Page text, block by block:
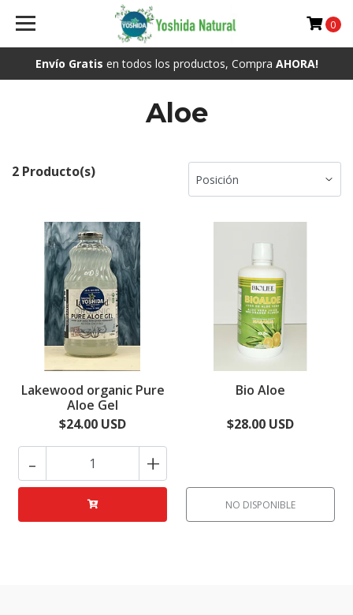
Envío Gratis en todos los productos, Compra AHORA!
0
Aloe
2 Producto(s)
Lakewood organic Pure
Aloe Gel
$24.00 USD
- +
Bio Aloe
$28.00 USD
NO DISPONIBLE